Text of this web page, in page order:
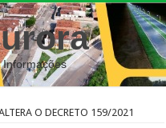
Informações
O DECRETO 159/2021